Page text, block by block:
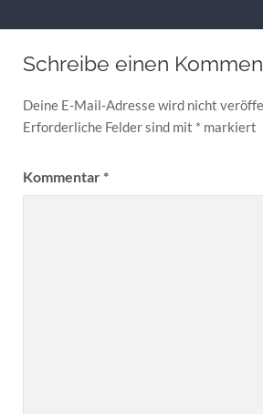
Schreibe einen
Deine E-Mail-Adresse wird nicht
Erforderliche Felder sind mit * markiert
Kommentar*